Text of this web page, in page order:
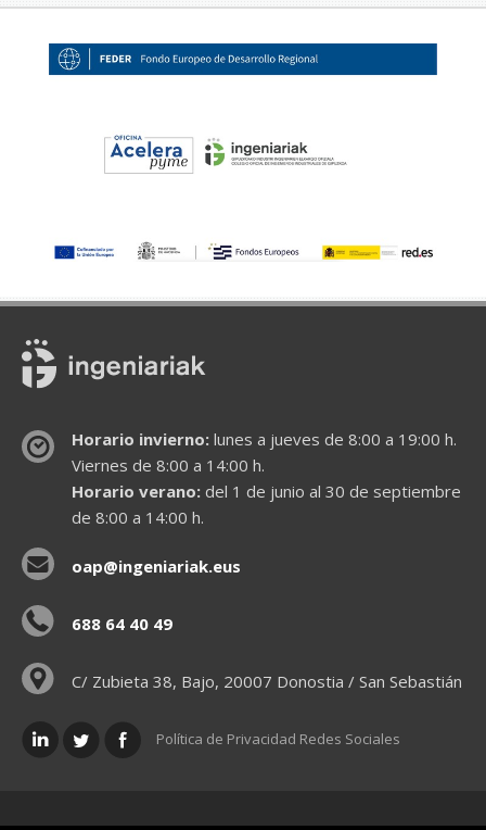
Horario invierno:lunes a jueves de 8:00 a 19:00 h.
Viernes de 8:00 a 14:00 h.
Horario verano:del 1 de junio al 30 de septiembre
de 8:00 a 14:00 h.
oap@ingeniariak.eus
688 64 40 49
C/ Zubieta 38, Bajo, 20007 Donostia / San Sebastián
Política de Privacidad Redes Sociales